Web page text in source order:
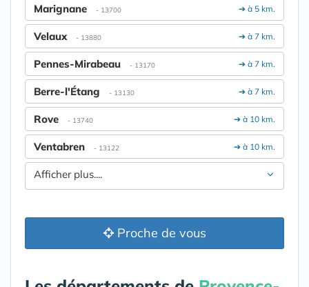
➔ à 5 km.
Marignane - 13700
➔ à 7 km.
Velaux - 13880
➔ à 7 km.
Pennes-Mirabeau - 13170
➔ à 7 km.
Berre-l'Étang - 13130
➔ à 10 km.
Rove - 13740
➔ à 10 km.
Ventabren - 13122
Afficher plus....
Proche de vous